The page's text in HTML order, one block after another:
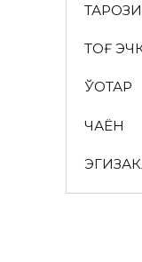
ТАРОЗИ
ТОҒ
ЎҚОТАР
ЧАЁН